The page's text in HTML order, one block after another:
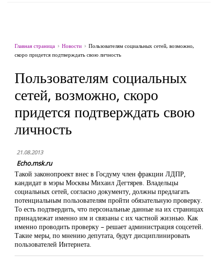
Главная страница Новости
Пользователям социальных сетей, возможно,
скоро придется подтверждать свою личность
Пользователям социальных
сетей, возможно, скоро
придется подтверждать свою
личность
21.08.2013
Echo.msk.ru
Такой законопроект внес в Госдуму член фракции ЛДПР,
кандидат в мэры Москвы Михаил Дегтярев. Владельцы
социальных сетей, согласно документу, должны предлагать
потенциальным пользователям пройти обязательную проверку.
То есть подтвердить, что персональные данные на их страницах
принадлежат именно им и связаны с их частной жизнью. Как
именно проводить проверку – решает администрация соцсетей.
Такие меры, по мнению депутата, будут дисциплинировать
пользователей Интернета.